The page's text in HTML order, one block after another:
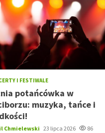
I FESTIWALE
potańcówka w
muzyka, tańce i
Chmielewski 23 lipca 2026 86